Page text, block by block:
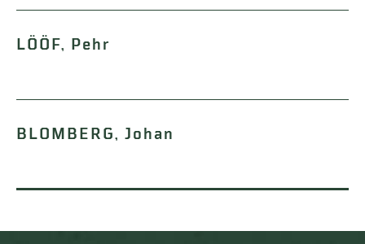
LÖÖF, Pehr
BLOMBERG, Johan